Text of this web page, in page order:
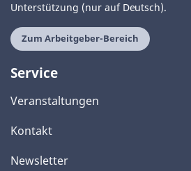
Unterstützung (nur auf Deutsch).
Zum Arbeitgeber-Bereich
Service
Veranstaltungen
Kontakt
Newsletter